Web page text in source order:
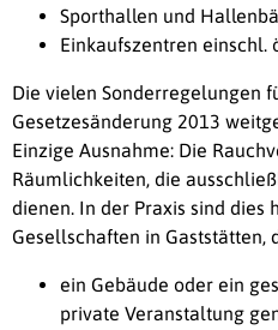
Sporthallen und
Einkaufszentren
Die vielen Sonderregelungen
Gesetzesänderung 2013
Einzige Ausnahme: Die
Räumlichkeiten, die
dienen. In der Praxis sind dies
Gesellschaften in Gaststätten,
ein Gebäude oder ein
private Veranstaltung